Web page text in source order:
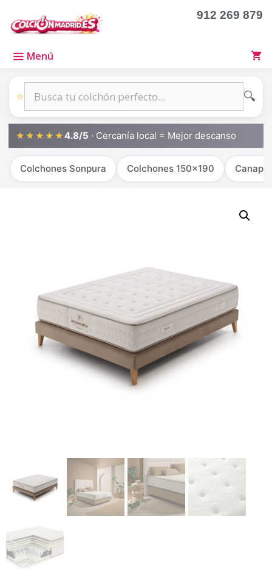
912 269 879
Menú
⭐ 🔍
★★★★★4.8/5 · Cercanía local = Mejor descanso
Colchones Sonpura Colchones 150x190